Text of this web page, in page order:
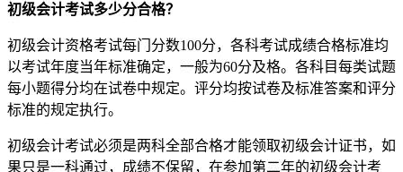
初级会计考试多少分合格？
初级会计资格考试每门分数100分，各科考试成绩合格标准均
以考试年度当年标准确定，一般为60分及格。各科目每类试题
每小题得分均在试卷中规定。评分均按试卷及标准答案和评分
标准的规定执行。
初级会计考试必须是两科全部合格才能领取初级会计证书，如
果只是一科通过，成绩不保留，在参加第二年的初级会计考